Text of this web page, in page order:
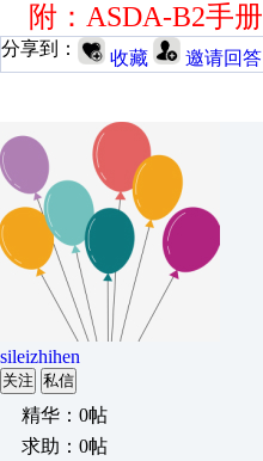
附：ASDA-B2手册
分享到： 收藏 邀请回答
sileizhihen
关注 私信
精华：0帖
求助：0帖